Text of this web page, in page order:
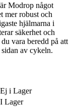
Modrop något
mer robust och
hjälmarna i
säkerhet och
vara beredd på att
av cykeln.
Ej i Lager
I Lager